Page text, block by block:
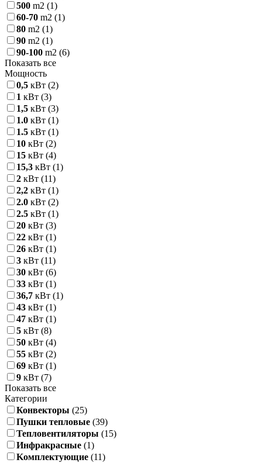
500 m2 (1)
60-70 m2 (1)
80 m2 (1)
90 m2 (1)
90-100 m2 (6)
Показать все
Мощность
0,5 кВт (2)
1 кВт (3)
1,5 кВт (3)
1.0 кВт (1)
1.5 кВт (1)
10 кВт (2)
15 кВт (4)
15,3 кВт (1)
2 кВт (11)
2,2 кВт (1)
2.0 кВт (2)
2.5 кВт (1)
20 кВт (3)
22 кВт (1)
26 кВт (1)
3 кВт (11)
30 кВт (6)
33 кВт (1)
36,7 кВт (1)
43 кВт (1)
47 кВт (1)
5 кВт (8)
50 кВт (4)
55 кВт (2)
69 кВт (1)
9 кВт (7)
Показать все
Категории
Конвекторы (25)
Пушки тепловые (39)
Тепловентиляторы (15)
Инфракрасные (1)
Kомплектующие (11)